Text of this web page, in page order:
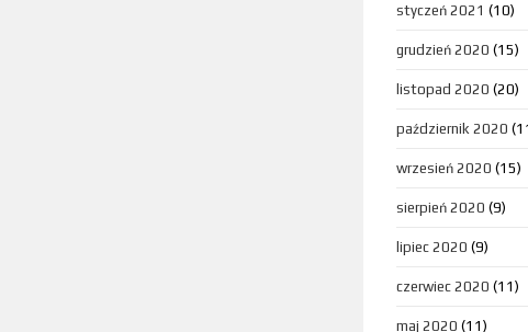
styczeń 2021 (10)
grudzień 2020 (15)
listopad 2020 (20)
październik 2020
wrzesień 2020 (15)
sierpień 2020 (9)
lipiec 2020 (9)
czerwiec 2020 (11)
maj 2020 (11)